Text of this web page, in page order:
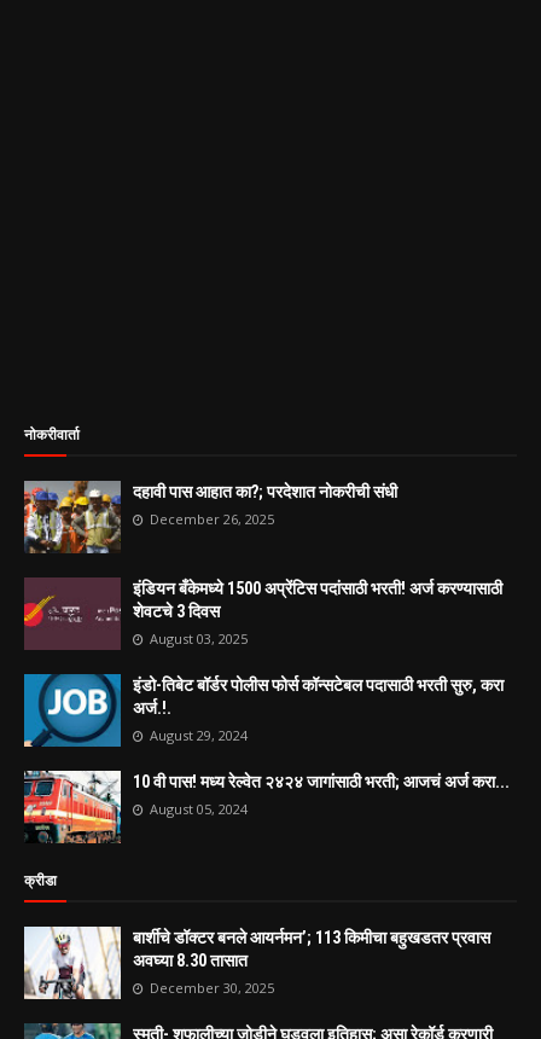
नोकरीवार्ता
दहावी पास आहात का?; परदेशात नोकरीची संधी
December 26, 2025
इंडियन बँकेमध्ये 1500 अप्रेंटिस पदांसाठी भरती! अर्ज करण्यासाठी
शेवटचे 3 दिवस
August 03, 2025
इंडो-तिबेट बॉर्डर पोलीस फोर्स कॉन्सटेबल पदासाठी भरती सुरु, करा
अर्ज.!.
August 29, 2024
10 वी पास! मध्य रेल्वेत २४२४ जागांसाठी भरती; आजचं अर्ज करा...
August 05, 2024
क्रीडा
बार्शीचे डॉक्टर बनले आयर्नमन’; 113 किमीचा बहुखडतर प्रवास
अवघ्या 8.30 तासात
December 30, 2025
स्मृती- शफालीच्या जोडीने घडवला इतिहास; असा रेकॉर्ड करणारी